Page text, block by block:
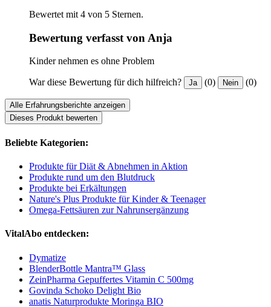
Bewertet mit 4 von 5 Sternen.
Bewertung verfasst von Anja
Kinder nehmen es ohne Problem
War diese Bewertung für dich hilfreich? Ja (0) Nein (0)
Alle Erfahrungsberichte anzeigen
Dieses Produkt bewerten
Beliebte Kategorien:
Produkte für Diät & Abnehmen in Aktion
Produkte rund um den Blutdruck
Produkte bei Erkältungen
Nature's Plus Produkte für Kinder & Teenager
Omega-Fettsäuren zur Nahrunsergänzung
VitalAbo entdecken:
Dymatize
BlenderBottle Mantra™ Glass
ZeinPharma Gepuffertes Vitamin C 500mg
Govinda Schoko Delight Bio
anatis Naturprodukte Moringa BIO